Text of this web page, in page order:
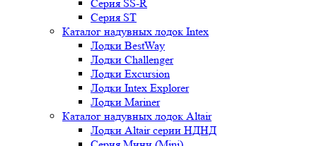
Серия SS-R
Серия ST
Каталог надувных лодок Intex
Лодки BestWay
Лодки Challenger
Лодки Excursion
Лодки Intex Explorer
Лодки Mariner
Каталог надувных лодок Altair
Лодки Altair серии НДНД